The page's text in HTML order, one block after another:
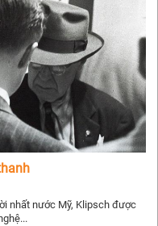
nhất nước Mỹ, Klipsch được